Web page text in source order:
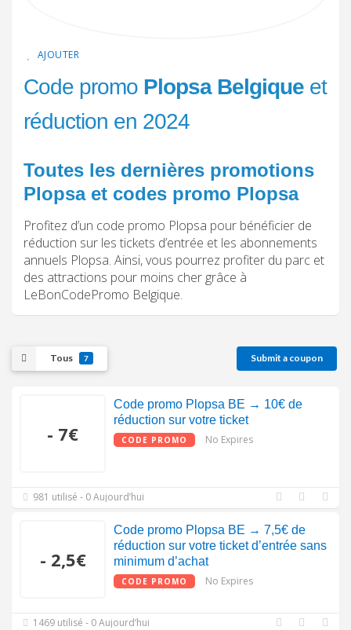
AJOUTER
Code promo Plopsa Belgique et
réduction en 2024
Toutes les dernières promotions
Plopsa et codes promo Plopsa
Profitez d’un code promo Plopsa pour bénéficier de
réduction sur les tickets d’entrée et les abonnements
annuels Plopsa. Ainsi, vous pourrez profiter du parc et
des attractions pour moins cher grâce à
LeBonCodePromo Belgique.
Tous 7 Submit a coupon
- 7€
Code promo Plopsa BE → 10€ de
réduction sur votre ticket
CODE PROMO No Expires
981 utilisé - 0 Aujourd’hui
- 2,5€
Code promo Plopsa BE → 7,5€ de
réduction sur votre ticket d’entrée sans
minimum d’achat
CODE PROMO No Expires
1469 utilisé - 0 Aujourd’hui